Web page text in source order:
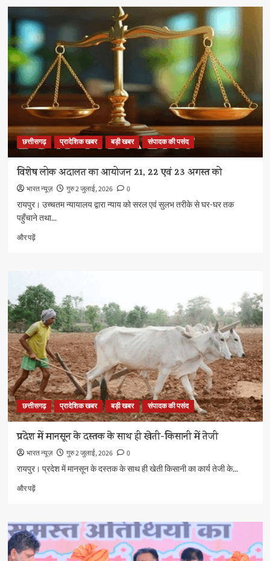
सेवा
सच्चा
तीर्थ
है
भारतीय
कुष्ठ
निवारक
संघ
आश्रम
मुख्यमंत्री
विष्णु
साय
के
बारे
में
और
पढ़ें
छत्तीसगढ़ प्रादेशिक खबर बड़ी खबर संपादक की पसंद
विशेष लोक अदालत का आयोजन 21, 22 एवं 23 अगस्त को
भारत न्यूज़ गुरु 2 जुलाई, 2026
0
रायपुर। उच्चतम न्यायालय द्वारा न्याय को सरल एवं सुलभ तरीके से घर-घर तक
पहुँचाने तथा...
और पढ़ेंविशेष
आयोजन
21,
22
एवं
23
अगस्त
को
के
बारे
में
और
पढ़ें
छत्तीसगढ़ प्रादेशिक खबर बड़ी खबर संपादक की पसंद
प्रदेश में मानसून के दस्तक के साथ ही खेती-किसानी में तेजी
भारत न्यूज़ गुरु 2 जुलाई, 2026
0
रायपुर। प्रदेश में मानसून के दस्तक के साथ ही खेती किसानी का कार्य तेजी के...
और पढ़ेंप्रदेश
के
दस्तक
के
साथ